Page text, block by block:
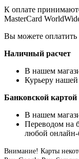
К оплате
MasterCard
Вы можете оплатить
Наличный расчет
В нашем
Курьеру
Банковской
В нашем
Переводом на
любой онлайн-
Внимание! Карты